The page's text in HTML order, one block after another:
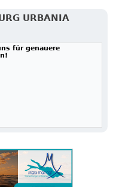
URBANIA
für genauere